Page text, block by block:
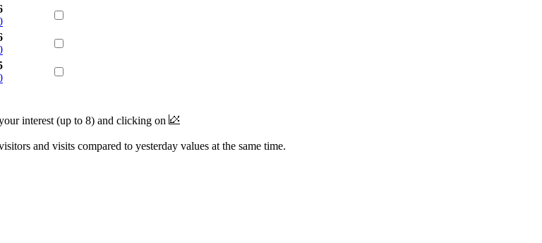
interest (up to 8) and clicking on
and visits compared to yesterday values at the same time.